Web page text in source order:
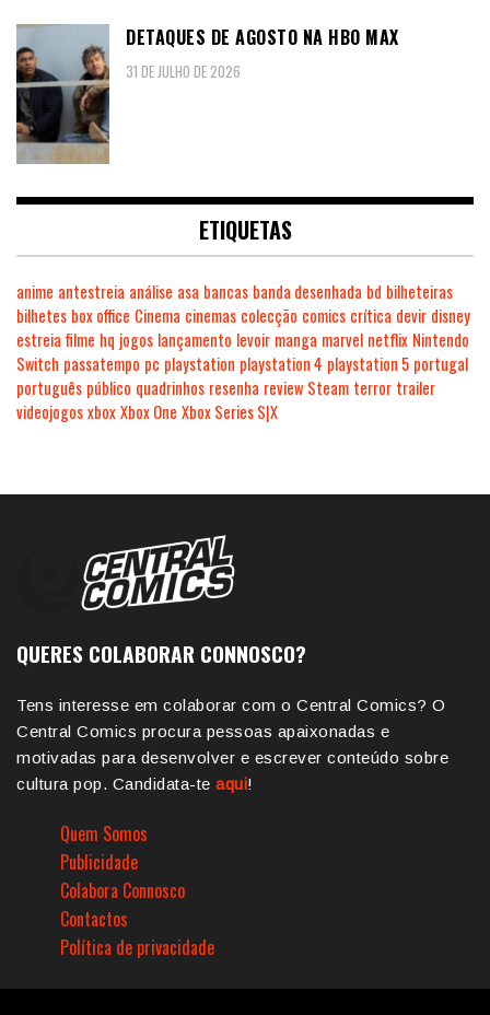
DETAQUES DE AGOSTO NA HBO MAX
31 DE JULHO DE 2026
ETIQUETAS
anime antestreia análise asa bancas banda desenhada bd bilheteiras
bilhetes box office Cinema cinemas colecção comics crítica devir disney
estreia filme hq jogos lançamento levoir manga marvel netflix Nintendo
Switch passatempo pc playstation playstation 4 playstation 5 portugal
português público quadrinhos resenha review Steam terror trailer
videojogosxboxXbox One Xbox Series S|X
QUERES COLABORAR CONNOSCO?
Tens interesse em colaborar com o Central Comics? O
Central Comics procura pessoas apaixonadas e
motivadas para desenvolver e escrever conteúdo sobre
cultura pop. Candidata-te aqui!
Quem Somos
Publicidade
Colabora Connosco
Contactos
Política de privacidade